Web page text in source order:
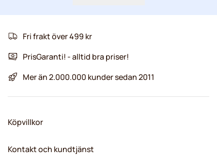
Fri frakt över 499 kr
PrisGaranti! - alltid bra priser!
Mer än 2.000.000 kunder sedan 2011
Köpvillkor
Kontakt och kundtjänst